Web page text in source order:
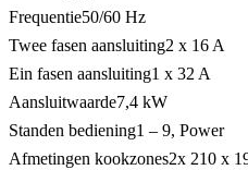
Frequentie50/60 Hz
Twee fasen aansluiting2 x 16 A
Ein fasen aansluiting1 x 32 A
Aansluitwaarde7,4 kW
Standen bediening1 – 9, Power
Afmetingen kookzones2x 210 x